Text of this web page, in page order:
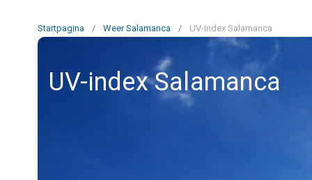
Startpagina / Weer Salamanca / UV-index Salamanca
UV-index Salamanca